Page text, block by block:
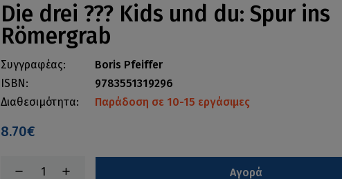
Die drei ??? Kids und du: Spur ins
Römergrab
Συγγραφέας:
Boris Pfeiffer
ISBN:
9783551319296
Διαθεσιμότητα:
Παράδοση σε 10-15 εργάσιμες
8.70€
Αγορά